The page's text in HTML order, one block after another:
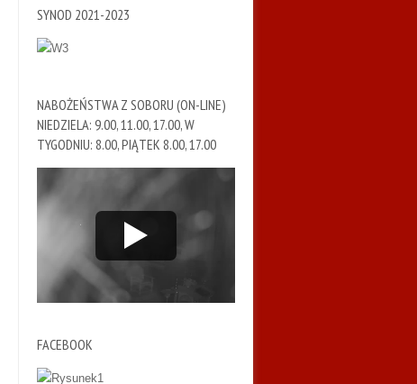
SYNOD 2021-2023
NABOŻEŃSTWA Z SOBORU (ON-LINE)
NIEDZIELA: 9.00, 11.00, 17.00, W
TYGODNIU: 8.00, PIĄTEK 8.00, 17.00
FACEBOOK